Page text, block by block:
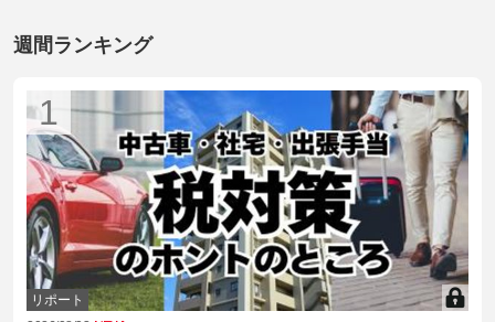
週間ランキング
1
リポート